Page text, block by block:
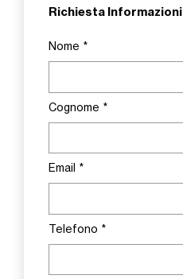
Richiesta Informazioni
Nome *
Cognome *
Email *
Telefono *